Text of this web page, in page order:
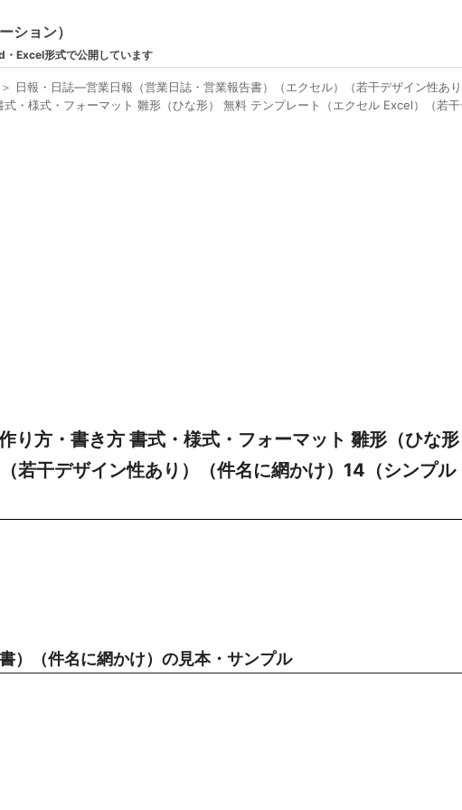
ション）
・Excel形式で公開しています
＞ 日報・日誌―営業日報（営業日誌・営業報告書）（エクセル）（若干デザイン性あ
・様式・フォーマット 雛形（ひな形） 無料 テンプレート（エクセル Excel）（
り方・書き方 書式・様式・フォーマット 雛形（ひな
若干デザイン性あり）（件名に網かけ）14（シンプル
）（件名に網かけ）の見本・サンプル